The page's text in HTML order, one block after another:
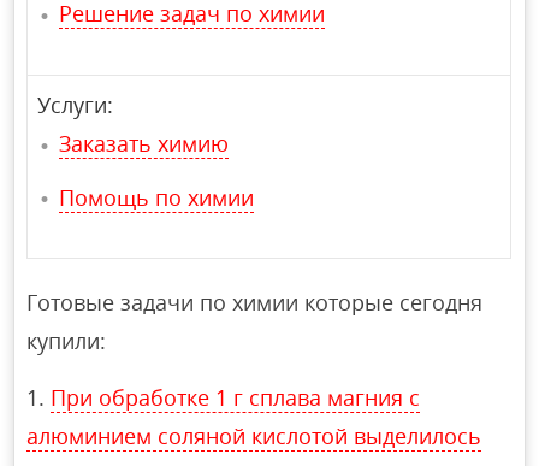
Решение задач по химии
Услуги:
Заказать химию
Помощь по химии
Готовые задачи по химии которые сегодня
купили:
При обработке 1 г сплава магния с
алюминием соляной кислотой выделилось